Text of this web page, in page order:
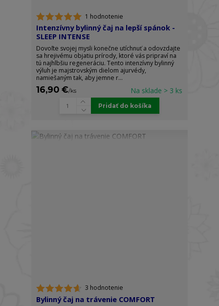
1 hodnotenie
Intenzívny bylinný čaj na lepší spánok -
SLEEP INTENSE
Dovoľte svojej mysli konečne utíchnuť a odovzdajte
sa hrejivému objatiu prírody, ktoré vás pripraví na
tú najhlbšiu regeneráciu. Tento intenzívny bylinný
výluh je majstrovským dielom ajurvédy,
namiešaným tak, aby jemne r...
16,90 €/ks Na sklade > 3 ks
Pridať do košíka
3 hodnotenie
Bylinný čaj na trávenie COMFORT